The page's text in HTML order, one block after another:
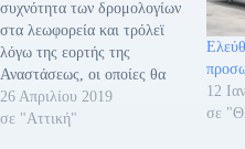
συχνότητα των δρομολογίων
στα λεωφορεία και τρόλεϊ
λόγω της εορτής της
Αναστάσεως, οι οποίες θα
ξεκινήσουν από την Μεγάλη
Παρασκευή 26 Απριλίου
26 Απριλίου 2019
σε "Αττική"
12
σε